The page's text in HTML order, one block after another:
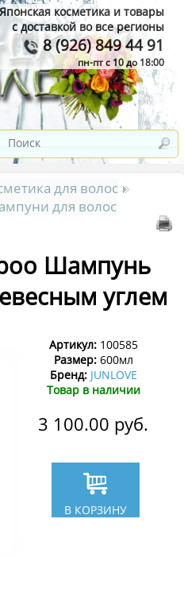
Японская косметика и товары
с доставкой во все регионы
8 (926) 849 44 91
пн-пт с 10 до 18:00
для волос
для волос
Шампунь
углем
Артикул:100585
Размер:600мл
Бренд: JUNLOVE
Товар в наличии
3 100.00 руб.
В КОРЗИНУ